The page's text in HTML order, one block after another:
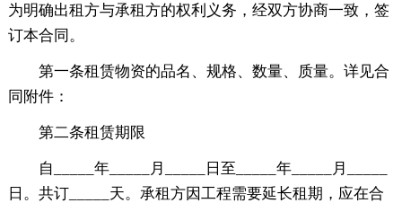
为明确出租方与承租方的权利义务，经双方协商一致，签
订本合同。
第一条租赁物资的品名、规格、数量、质量。详见合
同附件：
第二条租赁期限
自_____年_____月_____日至_____年_____月_____
日。共订_____天。承租方因工程需要延长租期，应在合